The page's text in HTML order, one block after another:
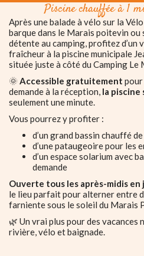
Piscine chauffée à 1
Après une balade à vélo sur la
barque dans le Marais poitevin ou
détente au camping, profitez d’un
fraîcheur à la piscine municipale
située juste à côté du Camping Le
🌞 Accessible gratuitement pour
demande à la réception, la piscine
seulement une minute.
Vous pourrez y profiter :
d’un grand bassin chauffé
d’une pataugeoire pour les
d’un espace solarium avec
demande
Ouverte tous les après-midis
le lieu parfait pour alterner entre
farniente sous le soleil du Marais
🌿 Un vrai plus pour des
rivière, vélo et baignade.